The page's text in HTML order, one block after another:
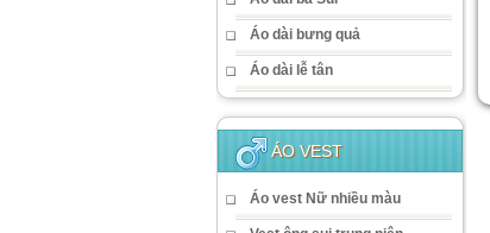
Áo dài bưng quả
Áo dài lễ tân
ÁO VEST
Áo vest Nữ nhiều màu